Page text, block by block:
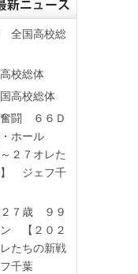
全国高校総
校総体
高校総体
闘 ６６Ｄ
・ホール
２７オレた
】 ジェフ千
７歳 ９９
ン 【２０２
たちの新戦
千葉